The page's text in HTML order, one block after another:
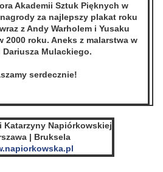
Akademii Sztuk Pięknych w
za najlepszy plakat roku
z Andy Warholem i Yusaku
2000 roku. Aneks z malarstwa w
Dariusza Mulackiego.
serdecznie!
Katarzyny Napiórkowskiej
| Bruksela